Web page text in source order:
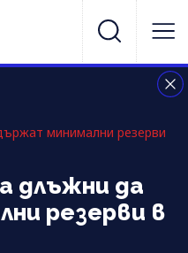
минимални резерви
длъжни да
резерви в